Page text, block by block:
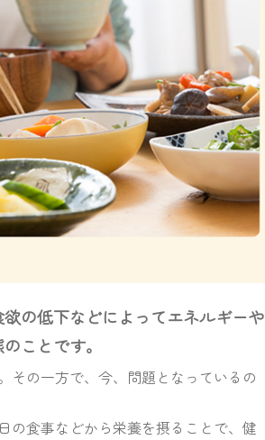
の低下などによってエネルギーや
ことです。
その一方で、今、問題となっているの
の食事などから栄養を摂ることで、健